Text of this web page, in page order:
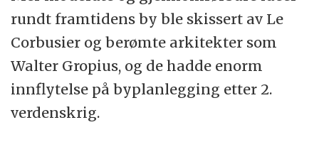
rundt framtidens by ble skissert av Le
Corbusier og berømte arkitekter som
Walter Gropius, og de hadde enorm
innflytelse på byplanlegging etter 2.
verdenskrig.